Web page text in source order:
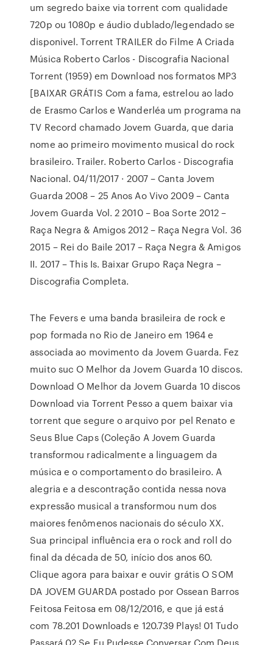
um segredo baixe via torrent com qualidade
720p ou 1080p e áudio dublado/legendado se
disponivel. Torrent TRAILER do Filme A Criada
Música Roberto Carlos - Discografia Nacional
Torrent (1959) em Download nos formatos MP3
[BAIXAR GRÁTIS Com a fama, estrelou ao lado
de Erasmo Carlos e Wanderléa um programa na
TV Record chamado Jovem Guarda, que daria
nome ao primeiro movimento musical do rock
brasileiro. Trailer. Roberto Carlos - Discografia
Nacional. 04/11/2017 · 2007 – Canta Jovem
Guarda 2008 – 25 Anos Ao Vivo 2009 – Canta
Jovem Guarda Vol. 2 2010 – Boa Sorte 2012 –
Raça Negra & Amigos 2012 – Raça Negra Vol. 36
2015 – Rei do Baile 2017 – Raça Negra & Amigos
II. 2017 – This Is. Baixar Grupo Raça Negra –
Discografia Completa.
The Fevers e uma banda brasileira de rock e
pop formada no Rio de Janeiro em 1964 e
associada ao movimento da Jovem Guarda. Fez
muito suc O Melhor da Jovem Guarda 10 discos.
Download O Melhor da Jovem Guarda 10 discos
Download via Torrent Pesso a quem baixar via
torrent que segure o arquivo por pel Renato e
Seus Blue Caps (Coleção A Jovem Guarda
transformou radicalmente a linguagem da
música e o comportamento do brasileiro. A
alegria e a descontração contida nessa nova
expressão musical a transformou num dos
maiores fenômenos nacionais do século XX.
Sua principal influência era o rock and roll do
final da década de 50, início dos anos 60.
Clique agora para baixar e ouvir grátis O SOM
DA JOVEM GUARDA postado por Ossean Barros
Feitosa Feitosa em 08/12/2016, e que já está
com 78.201 Downloads e 120.739 Plays! 01 Tudo
Passará 02 Se Eu Pudesse Conversar Com Deus